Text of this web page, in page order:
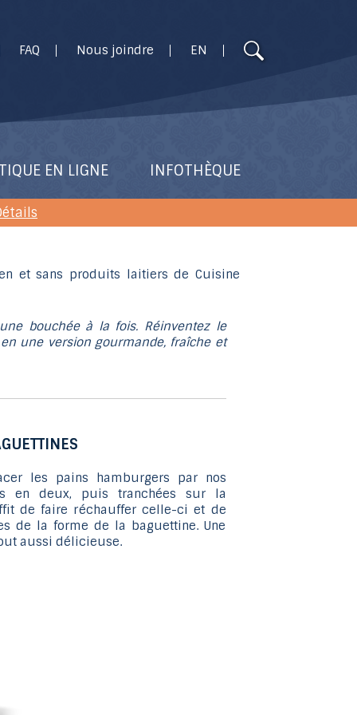
FAQ Nous joindre EN
haut
résultat
EN LIGNE INFOTHÈQUE
bouchée à la fois. Réinventez le
une version gourmande, fraîche et
les pains hamburgers par nos
en deux, puis tranchées sur la
de faire réchauffer celle-ci et de
de la forme de la baguettine. Une
aussi délicieuse.